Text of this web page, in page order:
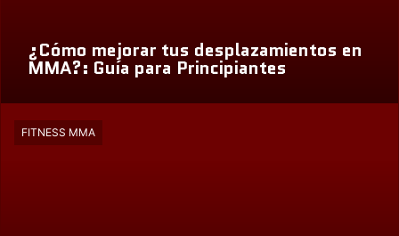
¿Cómo mejorar tus desplazamientos en
MMA?: Guía para Principiantes
FITNESS MMA